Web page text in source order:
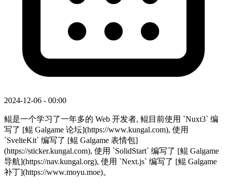
2024-12-06 - 00:00
鲲是一个学习了一年多的 Web 开发者, 鲲目前使用 `Nuxt3` 编
写了 [鲲 Galgame 论坛](https://www.kungal.com), 使用
`SvelteKit` 编写了 [鲲 Galgame 表情包]
(https://sticker.kungal.com), 使用 `SolidStart` 编写了 [鲲 Galgame
导航](https://nav.kungal.org), 使用 `Next.js` 编写了 [鲲 Galgame
补丁](https://www.moyu.moe)。